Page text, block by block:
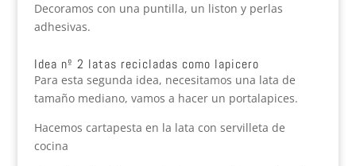
Decoramos con una puntilla, un liston y perlas
adhesivas.
Idea nº 2 latas recicladas como lapicero
Para esta segunda idea, necesitamos una lata de
tamaño mediano, vamos a hacer un portalapices.
Hacemos cartapesta en la lata con servilleta de
cocina